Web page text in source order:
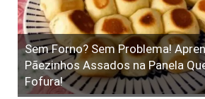
Sem Forno? Sem Problema!
Pãezinhos Assados na Panela
Fofura!